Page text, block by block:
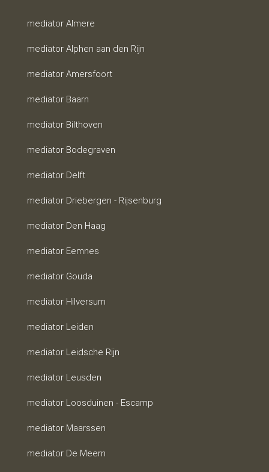
mediator Almere
mediator Alphen aan den Rijn
mediator Amersfoort
mediator Baarn
mediator Bilthoven
mediator Bodegraven
mediator Delft
mediator Driebergen - Rijsenburg
mediator Den Haag
mediator Eemnes
mediator Gouda
mediator Hilversum
mediator Leiden
mediator Leidsche Rijn
mediator Leusden
mediator Loosduinen - Escamp
mediator Maarssen
mediator De Meern